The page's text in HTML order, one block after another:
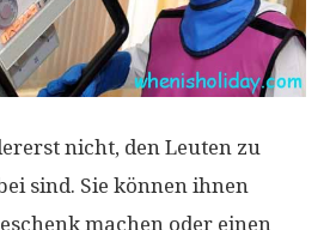
nicht, den Leuten zu
sind. Sie können ihnen
machen oder einen